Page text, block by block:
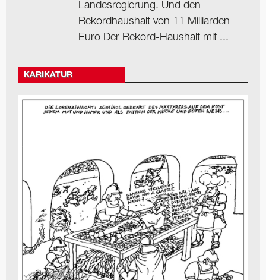
Landesregierung. Und den
Rekordhaushalt von 11 Milliarden
Euro Der Rekord-Haushalt mit ...
KARIKATUR